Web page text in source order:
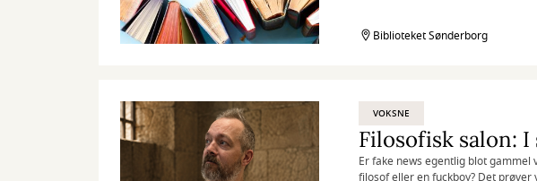
Biblioteket Sønderborg
VOKSNE
Filosofisk salon:
Er fake news egentlig blot gammel
filosof eller en fuckboy? Det